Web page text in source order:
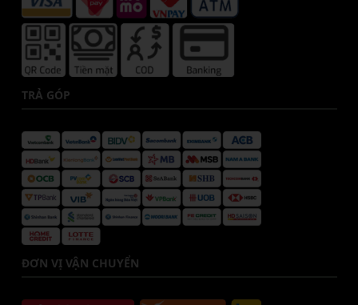
TRẢ GÓP
ĐƠN VỊ VẬN CHUYỂN